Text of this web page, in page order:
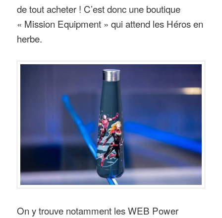
de tout acheter ! C’est donc une boutique
« Mission Equipment » qui attend les Héros en
herbe.
On y trouve notamment les WEB Power